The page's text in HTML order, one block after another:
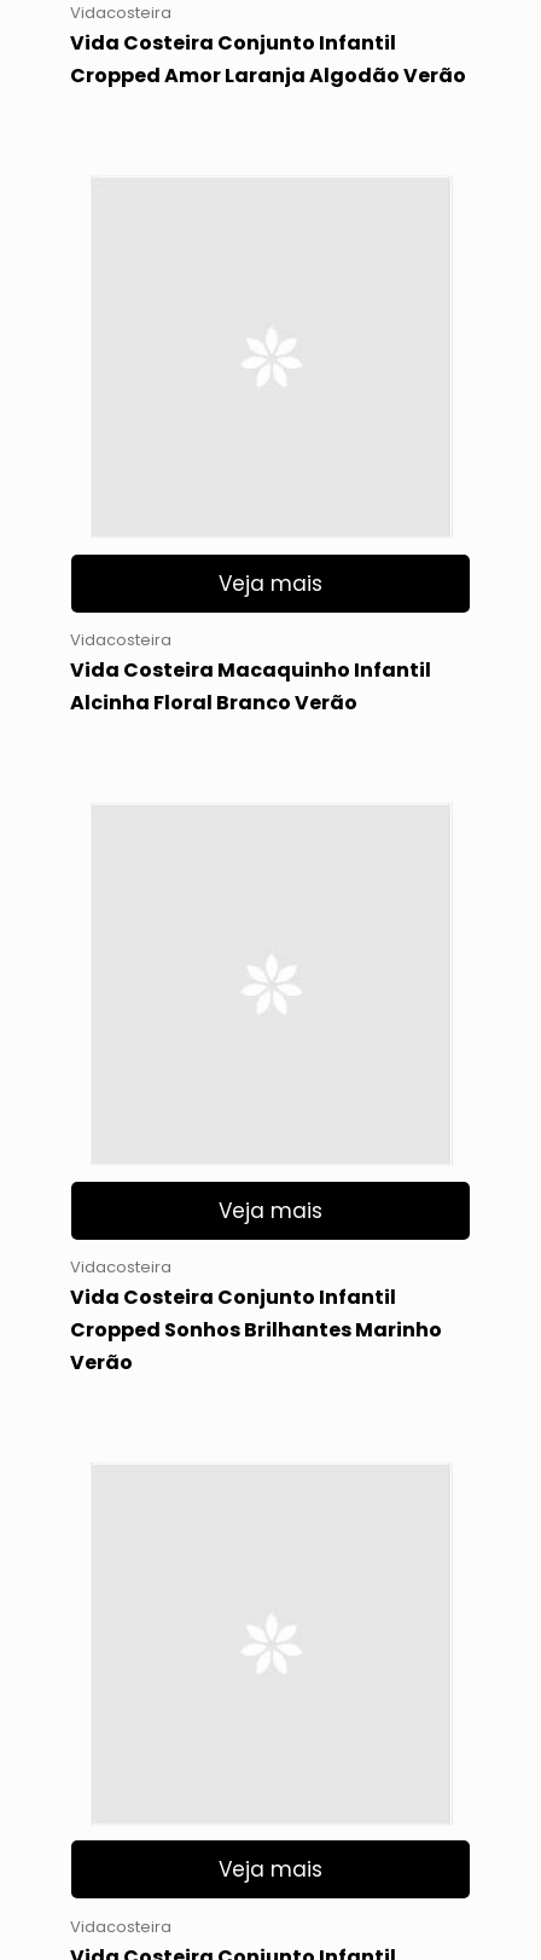
Vidacosteira
Vida Costeira Conjunto Infantil
Cropped Amor Laranja Algodão Verão
Veja mais
Vidacosteira
Vida Costeira Macaquinho Infantil
Alcinha Floral Branco Verão
Veja mais
Vidacosteira
Vida Costeira Conjunto Infantil
Cropped Sonhos Brilhantes Marinho
Verão
Veja mais
Vidacosteira